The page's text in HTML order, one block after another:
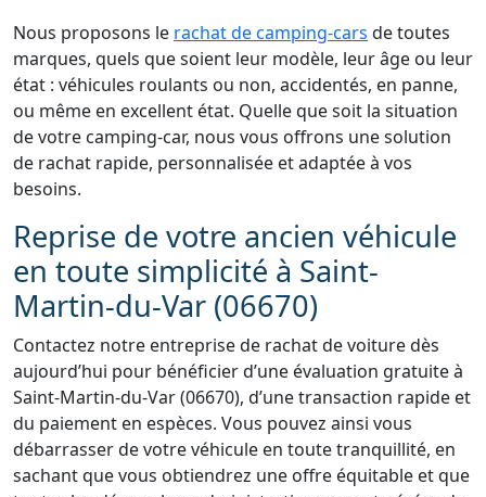
Nous proposons le rachat de camping-cars de toutes
marques, quels que soient leur modèle, leur âge ou leur
état : véhicules roulants ou non, accidentés, en panne,
ou même en excellent état. Quelle que soit la situation
de votre camping-car, nous vous offrons une solution
de rachat rapide, personnalisée et adaptée à vos
besoins.
Reprise de votre ancien véhicule
en toute simplicité à Saint-
Martin-du-Var (06670)
Contactez notre entreprise de rachat de voiture dès
aujourd’hui pour bénéficier d’une évaluation gratuite à
Saint-Martin-du-Var (06670), d’une transaction rapide et
du paiement en espèces. Vous pouvez ainsi vous
débarrasser de votre véhicule en toute tranquillité, en
sachant que vous obtiendrez une offre équitable et que